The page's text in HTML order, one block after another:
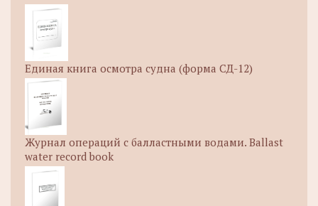
Единая книга осмотра судна (форма СД-12)
Журнал операций с балластными водами. Ballast
water record book